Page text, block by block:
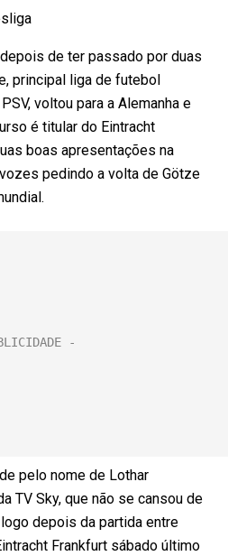
de ter passado por duas
principal liga de futebol
voltou para a Alemanha e
é titular do Eintracht
boas apresentações na
pedindo a volta de Götze
pelo nome de Lothar
TV Sky, que não se cansou de
depois da partida entre
Frankfurt sábado último